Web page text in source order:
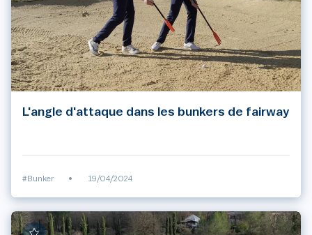
L'angle d'attaque dans les bunkers de fairway
#Bunker • 19/04/2024